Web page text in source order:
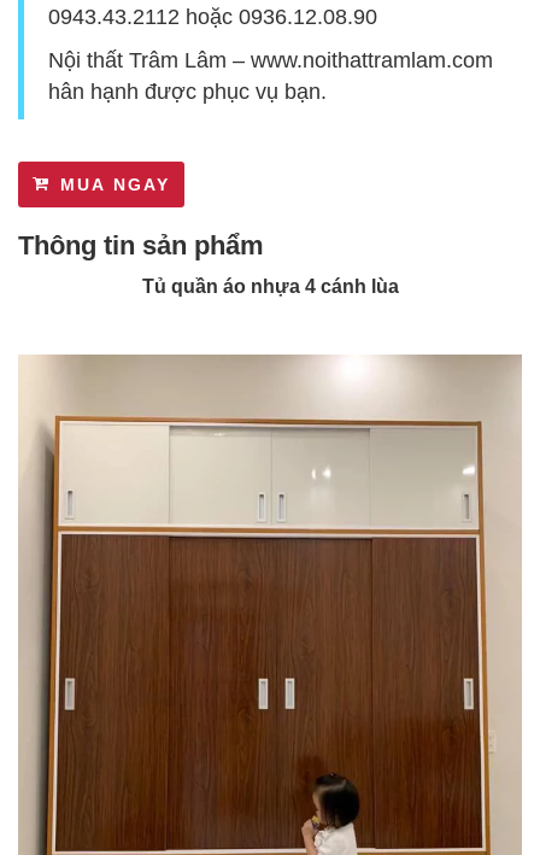
0943.43.2112 hoặc 0936.12.08.90
Nội thất Trâm Lâm – www.noithattramlam.com
hân hạnh được phục vụ bạn.
MUA NGAY
Thông tin sản phẩm
Tủ quần áo nhựa 4 cánh lùa